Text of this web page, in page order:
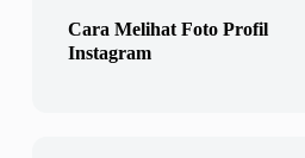
Cara Melihat Foto Profil
Instagram